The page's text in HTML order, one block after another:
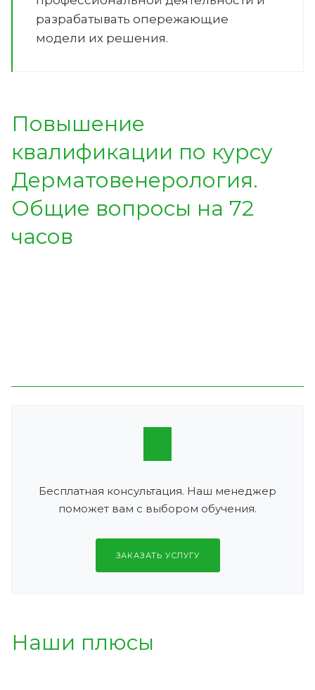
разрабатывать опережающие
модели их решения.
Повышение
квалификации по курсу
Дерматовенерология.
Общие вопросы на 72
часов
Бесплатная консультация. Наш менеджер
поможет вам с выбором обучения.
ЗАКАЗАТЬ УСЛУГУ
Наши плюсы